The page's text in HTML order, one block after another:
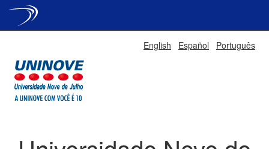
English Español Português